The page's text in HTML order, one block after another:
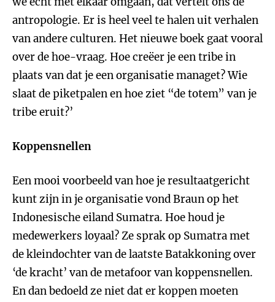
antropologie. Er is heel veel te halen uit verhalen
van andere culturen. Het nieuwe boek gaat vooral
over de hoe-vraag. Hoe creëer je een tribe in
plaats van dat je een organisatie managet? Wie
slaat de piketpalen en hoe ziet “de totem” van je
tribe eruit?’
Koppensnellen
Een mooi voorbeeld van hoe je resultaatgericht
kunt zijn in je organisatie vond Braun op het
Indonesische eiland Sumatra. Hoe houd je
medewerkers loyaal? Ze sprak op Sumatra met
de kleindochter van de laatste Batakkoning over
‘de kracht’ van de metafoor van koppensnellen.
En dan bedoeld ze niet dat er koppen moeten